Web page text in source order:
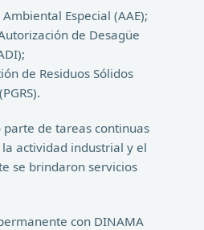
Especial (AAE);
de Desagüe
de Residuos Sólidos
parte de tareas continuas
actividad industrial y el
se brindaron servicios
con DINAMA